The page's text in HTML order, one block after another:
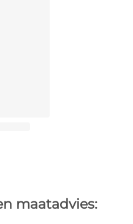
maatadvies: